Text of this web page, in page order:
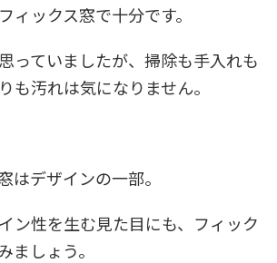
ィックス窓で十分です。
っていましたが、掃除も手入れも
も汚れは気になりません。
はデザインの一部。
ン性を生む見た目にも、フィック
ましょう。